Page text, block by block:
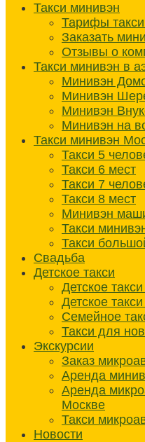
Такси минивэн
Тарифы
Заказать
Отзывы о
Такси минивэн в
Минивэн
Минивэн
Минивэн
Минивэн на
Такси минивэн
Такси 5
Такси 6 мест
Такси 7
Такси 8 мест
Минивэн
Такси
Такси
Свадьба
Детское такси
Детское
Детское
Семейное
Такси для
Экскурсии
Заказ
Аренда
Аренда
Москве
Такси
Новости